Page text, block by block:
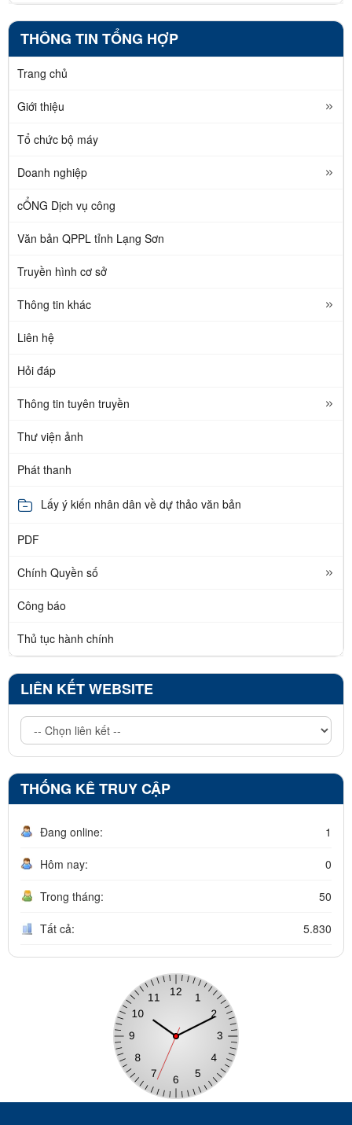
THÔNG TIN TỔNG HỢP
Trang chủ
Giới thiệu
Tổ chức bộ máy
Doanh nghiệp
cỔNG Dịch vụ công
Văn bản QPPL tỉnh Lạng Sơn
Truyền hình cơ sở
Thông tin khác
Liên hệ
Hỏi đáp
Thông tin tuyên truyền
Thư viện ảnh
Phát thanh
Lấy ý kiến nhân dân về dự thảo văn bản
PDF
Chính Quyền số
Công báo
Thủ tục hành chính
LIÊN KẾT WEBSITE
THỐNG KÊ TRUY CẬP
Đang online: 1
Hôm nay: 0
Trong tháng: 50
Tất cả: 5.830